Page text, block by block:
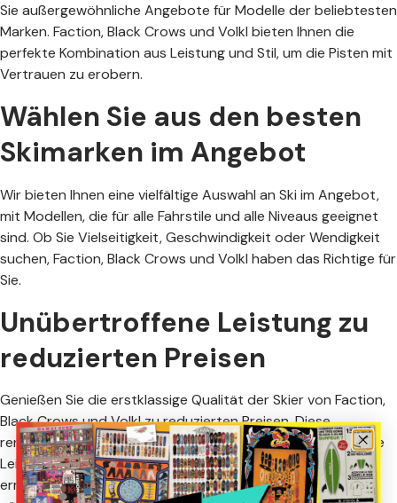
Sie außergewöhnliche Angebote für Modelle der beliebtesten
Marken. Faction, Black Crows und Volkl bieten Ihnen die
perfekte Kombination aus Leistung und Stil, um die Pisten mit
Vertrauen zu erobern.
Wählen Sie aus den besten
Skimarken im Angebot
Wir bieten Ihnen eine vielfältige Auswahl an Ski im Angebot,
mit Modellen, die für alle Fahrstile und alle Niveaus geeignet
sind. Ob Sie Vielseitigkeit, Geschwindigkeit oder Wendigkeit
suchen, Faction, Black Crows und Volkl haben das Richtige für
Sie.
Unübertroffene Leistung zu
reduzierten Preisen
Genießen Sie die erstklassige Qualität der Skier von Faction,
Black Crows und Volkl zu reduzierten Preisen. Diese
renommierten Marken sind bekannt für ihre unvergleichliche
Leistung im Schnee, und unsere Sonderangebote
ermöglichen es Ihnen, diese hochwertigen Skier zu einem